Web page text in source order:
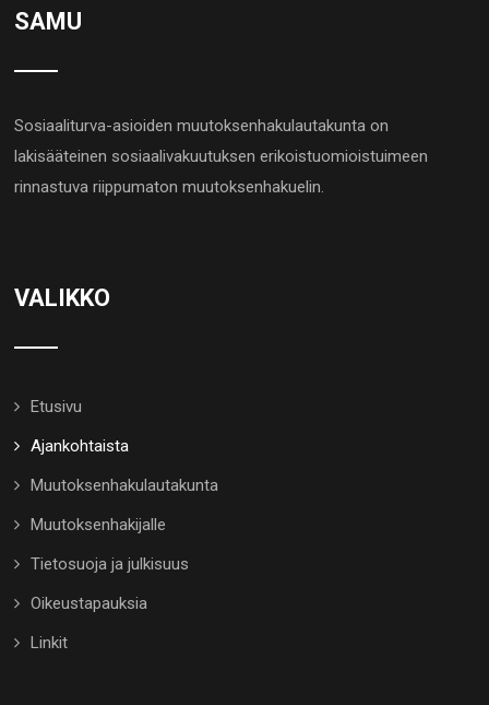
SAMU
Sosiaaliturva-asioiden muutoksenhakulautakunta on
lakisääteinen sosiaalivakuutuksen erikoistuomioistuimeen
rinnastuva riippumaton muutoksenhakuelin.
VALIKKO
Etusivu
Ajankohtaista
Muutoksenhakulautakunta
Muutoksenhakijalle
Tietosuoja ja julkisuus
Oikeustapauksia
Linkit